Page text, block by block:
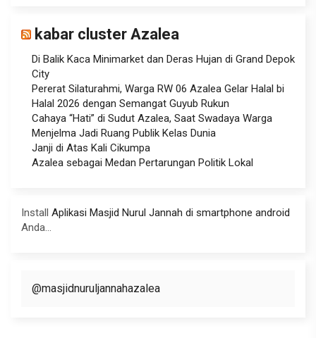
kabar cluster Azalea
Di Balik Kaca Minimarket dan Deras Hujan di Grand Depok
City
Pererat Silaturahmi, Warga RW 06 Azalea Gelar Halal bi
Halal 2026 dengan Semangat Guyub Rukun
Cahaya “Hati” di Sudut Azalea, Saat Swadaya Warga
Menjelma Jadi Ruang Publik Kelas Dunia
Janji di Atas Kali Cikumpa
Azalea sebagai Medan Pertarungan Politik Lokal
Install Aplikasi Masjid Nurul Jannah di smartphone android
Anda...
@masjidnuruljannahazalea